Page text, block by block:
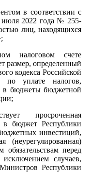
в соответствии с
июля 2022 года № 255-
лиц, находящихся
налоговом счете
размер, определенный
кодекса Российской
по уплате налогов,
в бюджеты бюджетной
просроченная
в бюджет Республики
инвестиций,
(неурегулированная)
перед
случаев,
Республики